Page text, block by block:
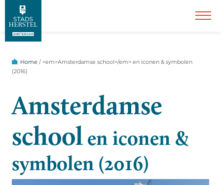
Home / <em>Amsterdamse school</em> en iconen & symbolen
(2016)
Amsterdamse
school en iconen &
symbolen (2016)